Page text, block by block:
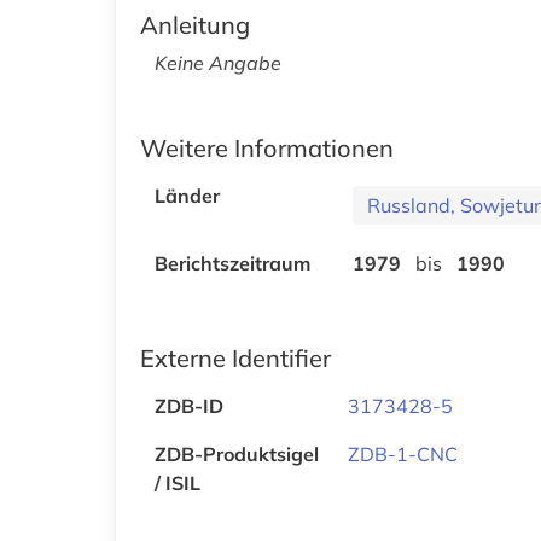
Anleitung
Keine Angabe
Weitere Informationen
Länder Russland,
Berichtszeitraum 1979 bis 1990
Externe Identifier
ZDB-ID
3173428-5
ZDB-Produktsigel
/ ISIL
ZDB-1-CNC